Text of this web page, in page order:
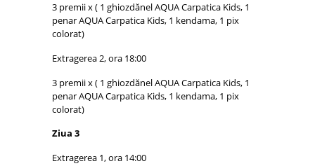
3 premii x ( 1 ghiozdănel AQUA Carpatica Kids, 1
penar AQUA Carpatica Kids, 1 kendama, 1 pix
colorat)
Extragerea 2, ora 18:00
3 premii x ( 1 ghiozdănel AQUA Carpatica Kids, 1
penar AQUA Carpatica Kids, 1 kendama, 1 pix
colorat)
Ziua 3
Extragerea 1, ora 14:00